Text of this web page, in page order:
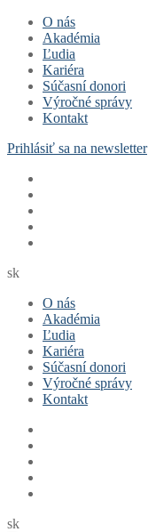
Preskočiť
obsah
Menu
ZavrieťO nás
Akadémia
Ľudia
Kariéra
Súčasní donori
Výročné správy
Kontakt
Prihlásiť sa na newsletter
sk
O nás
Akadémia
Ľudia
Kariéra
Súčasní donori
Výročné správy
Kontakt
sk